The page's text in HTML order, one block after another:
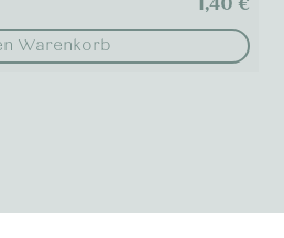
Warenkorb